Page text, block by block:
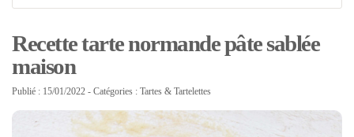
Recette tarte normande pâte sablée
maison
Publié : 15/01/2022 - Catégories : Tartes & Tartelettes